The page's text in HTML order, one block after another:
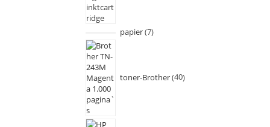
papier 7
toner-Brother 40